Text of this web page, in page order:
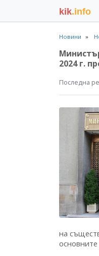
kik.info
Новини
2024 г.
Последна
на